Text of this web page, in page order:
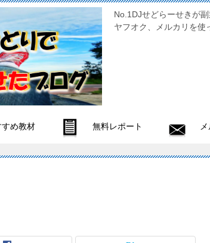
No.1DJせどらーせき
ヤフオク、メルカリを使
すめ教材 無料レポート